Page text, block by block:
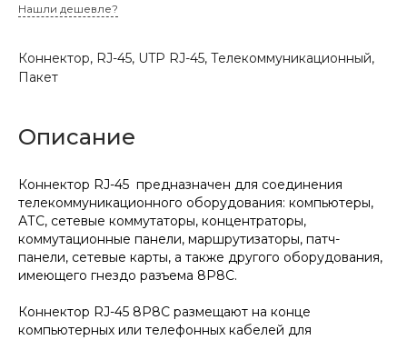
Нашли дешевле?
Коннектор, RJ-45, UTP RJ-45, Телекоммуникационный,
Пакет
Описание
Коннектор RJ-45 предназначен для соединения
телекоммуникационного оборудования: компьютеры,
АТС, сетевые коммутаторы, концентраторы,
коммутационные панели, маршрутизаторы, патч-
панели, сетевые карты, а также другого оборудования,
имеющего гнездо разъема 8P8C.
Коннектор RJ-45 8P8C размещают на конце
компьютерных или телефонных кабелей для